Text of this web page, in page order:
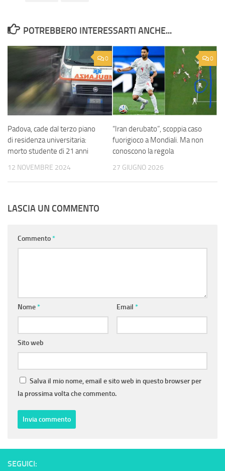
POTREBBERO INTERESSARTI ANCHE...
0
Padova, cade dal terzo piano
di residenza universitaria:
morto studente di 21 anni
12 NOVEMBRE 2024
0
“Iran derubato”, scoppia caso
fuorigioco a Mondiali. Ma non
conoscono la regola
27 GIUGNO 2026
LASCIA UN COMMENTO
Commento*
Nome* Email *
Sito web
Salva il mio nome, email e sito web in questo browser per
la prossima volta che commento.
SEGUICI: